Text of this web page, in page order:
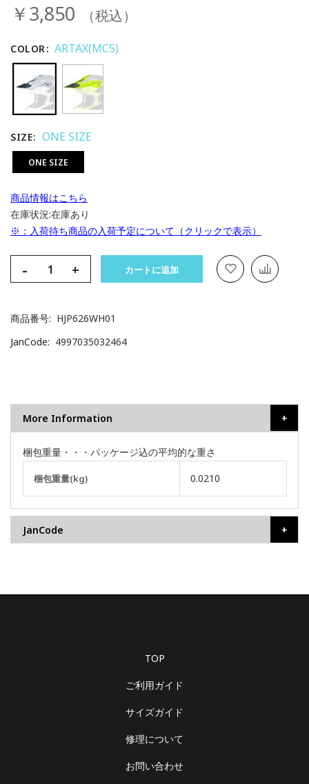
￥3,850 （税込）
COLOR ARTAX(MC5)
SIZE ONE SIZE
ONE SIZE
商品情報はこちら
在庫状況:在庫あり
※：入荷待ち商品の入荷予定について（クリックで表示）
- + カートに追加
商品番号
HJP626WH01
JanCode
4997035032464
More Information
梱包重量・・・パッケージ込の平均的な重さ
他
の
情
梱包重量(kg) 0.0210
JanCode
TOP
ご利用ガイド
サイズガイド
修理について
お問い合わせ